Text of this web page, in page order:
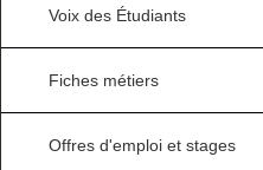
Voix des Étudiants
Fiches métiers
Offres d'emploi et stages